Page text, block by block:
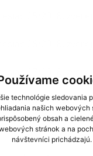
technológie sledovania
našich webových
obsah a
stránok a na
návštevníci prichádzajú.
07/2018
,
08/2018,